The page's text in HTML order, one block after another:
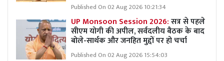
Published On 02 Aug 2026 10:21:34
UP Monsoon Session 2026:सत्र से पहले
सीएम योगी की अपील, सर्वदलीय बैठक के बाद
बोले-सार्थक और जनहित मुद्दों पर हो चर्चा
Published On 02 Aug 2026 15:54:03